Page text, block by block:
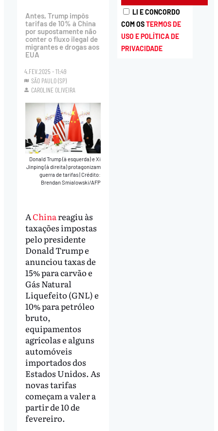
Antes, Trump impôs
tarifas de 10% à China
por supostamente não
conter o fluxo ilegal de
migrantes e drogas aos
EUA
4.FEV.2025 - 11:49
SÃO PAULO (SP)
CAROLINE OLIVEIRA
Donald Trump (à esquerda) e Xi
Jinping (à direita) protagonizam
guerra de tarifas|Crédito:
Brendan Smialowski/AFP
AChinareagiu às
taxações impostas
pelo presidente
Donald Trump e
anunciou taxas de
15% para carvão e
Gás Natural
Liquefeito (GNL) e
10% para petróleo
bruto,
equipamentos
agrícolas e alguns
automóveis
importados dos
Estados Unidos. As
novas tarifas
começam a valer a
partir de 10 de
fevereiro.
LI E CONCORDO
COM OSTERMOS DE
USO E POLÍTICA DE
PRIVACIDADE